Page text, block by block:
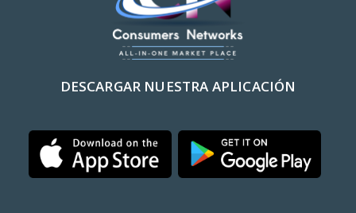
DESCARGAR NUESTRA APLICACIÓN